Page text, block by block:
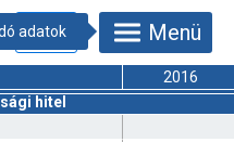
Menü
2016
hitel